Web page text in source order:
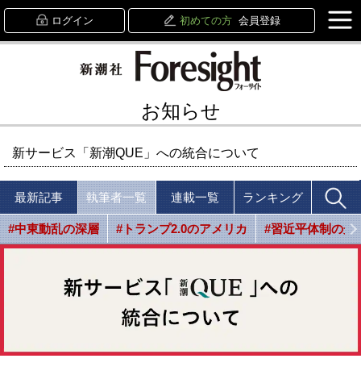
ログイン 初めての方 会員登録
お知らせ
新サービス「新潮QUE」への統合について
最新記事 執筆者一覧 連載一覧 ランキング
#中東動乱の深層 #トランプ2.0のアメリカ #習近平体制の光